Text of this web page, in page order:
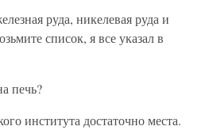
руда, никелевая руда и
список, я все указал в
печь?
института достаточно места.